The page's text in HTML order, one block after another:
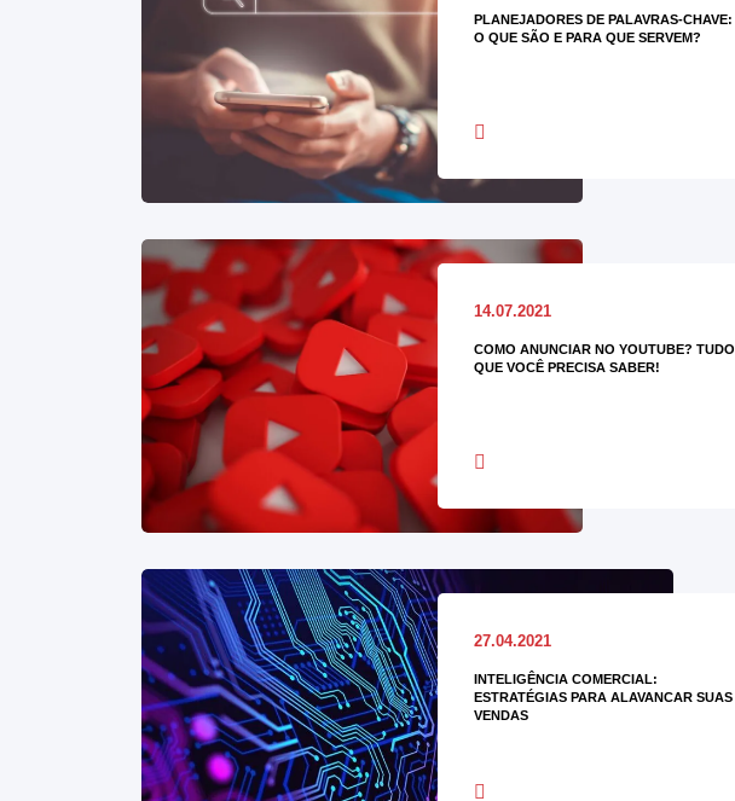
PLANEJADORES DE PALAVRAS-CHAVE:
O QUE SÃO E PARA QUE SERVEM?
14.07.2021
COMO ANUNCIAR NO YOUTUBE? TUDO
QUE VOCÊ PRECISA SABER!
27.04.2021
INTELIGÊNCIA COMERCIAL:
ESTRATÉGIAS PARA ALAVANCAR SUAS
VENDAS